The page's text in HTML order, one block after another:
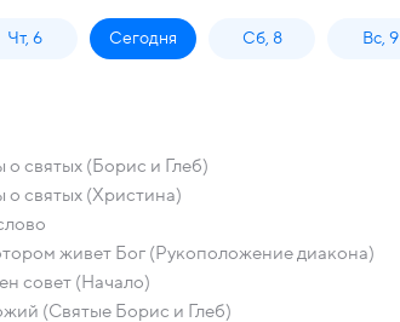
Чт, 6 Сегодня Сб, 8 Вс, 9
о святых (Борис и Глеб)
о святых (Христина)
живет Бог (Рукоположение диакона)
совет (Начало)
(Святые Борис и Глеб)